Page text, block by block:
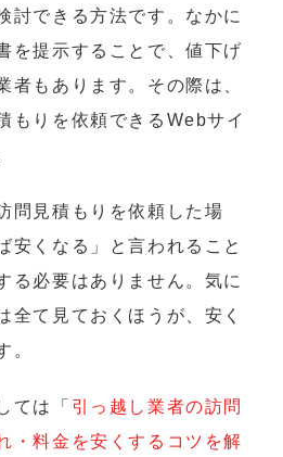
討できる方法です。なかに
を提示することで、値下げ
者もあります。その際は、
もりを依頼できるWebサイ
問見積もりを依頼した場
安くなる」と言われること
る必要はありません。気に
全て見ておくほうが、安く
。
ては「 引っ越し業者の訪問
・料金を安くするコツを解